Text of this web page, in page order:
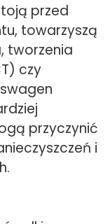
przed
towarzyszą
tworzenia
czy
przyczynić
i